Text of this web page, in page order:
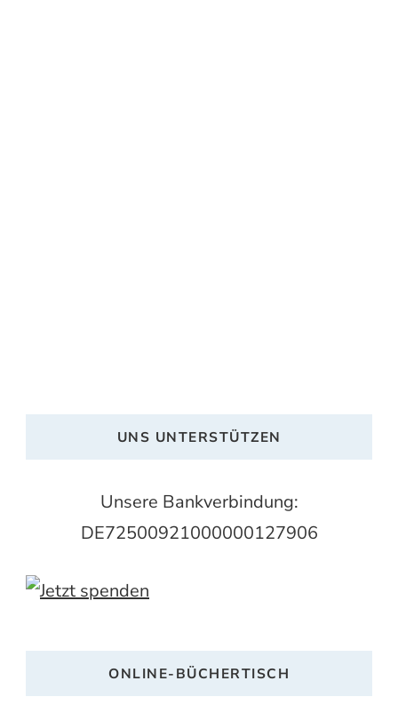
UNS UNTERSTÜTZEN
Unsere Bankverbindung:
DE72500921000000127906
ONLINE-BÜCHERTISCH